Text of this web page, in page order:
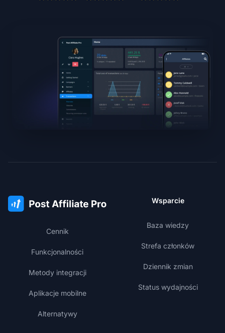
Cennik
Funkcjonalności
Metody integracji
Aplikacje mobilne
Alternatywy
Wsparcie
Baza wiedzy
Strefa członków
Dziennik zmian
Status wydajności